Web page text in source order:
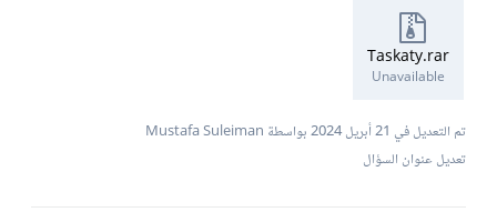
Taskaty.rar
Unavailable
تم التعديل في 21 أبريل 2024
بواسطة Mustafa Suleiman
تعديل عنوان السؤال